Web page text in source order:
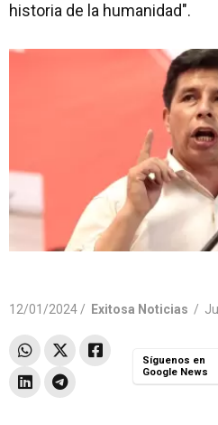
historia de la humanidad".
12/01/2024 / Exitosa Noticias /
Síguenos en
Google News